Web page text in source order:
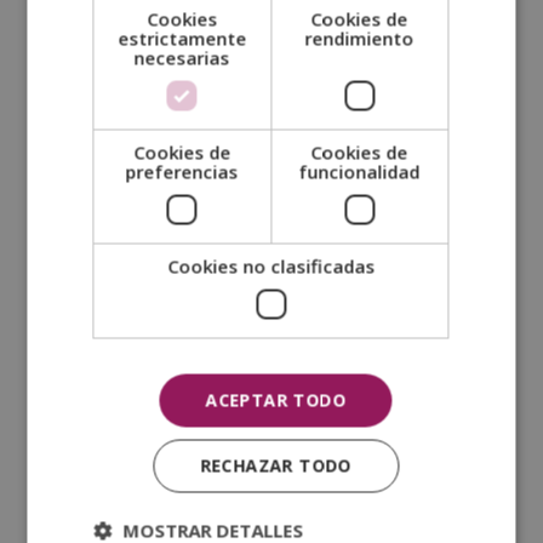
SOLICITA MÁS INFORMACIÓN
Nombre (*)
Apellidos (*)
Tu correo electrónico (*)
Cookies
estrictamente
necesarias
Cookies de
rendimiento
Cookies de
preferencias
Cookies de
funcionalidad
Cookies no clasificadas
ACEPTAR TODO
RECHAZAR TODO
MOSTRAR DETALLES